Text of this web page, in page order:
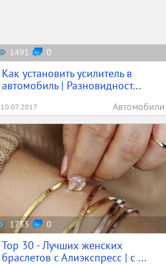
1491 0
Как установить усилитель в
автомобиль | Разновидност...
10.07.2017 Автомобили
1753 0
Top 30 - Лучших женских
браслетов с Алиэкспресс | с ...